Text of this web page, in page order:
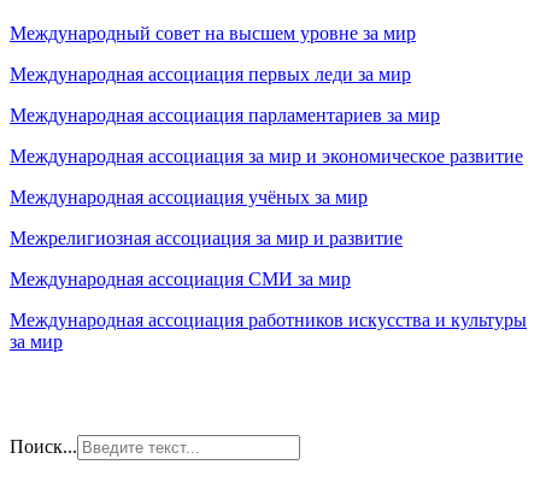
Международный совет на высшем уровне за мир
Международная ассоциация первых леди за мир
Международная ассоциация парламентариев за мир
Международная ассоциация за мир и экономическое развитие
Международная ассоциация учёных за мир
Межрелигиозная ассоциация за мир и развитие
Международная ассоциация СМИ за мир
Международная ассоциация работников искусства и культуры
за мир
Поиск...